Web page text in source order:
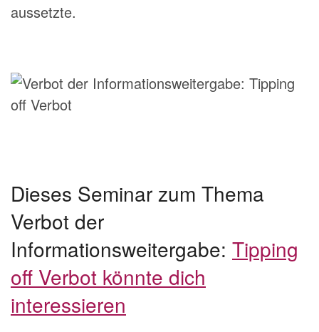
aussetzte.
Dieses Seminar zum Thema
Verbot der
Informationsweitergabe: Tipping
off Verbot könnte dich
interessieren